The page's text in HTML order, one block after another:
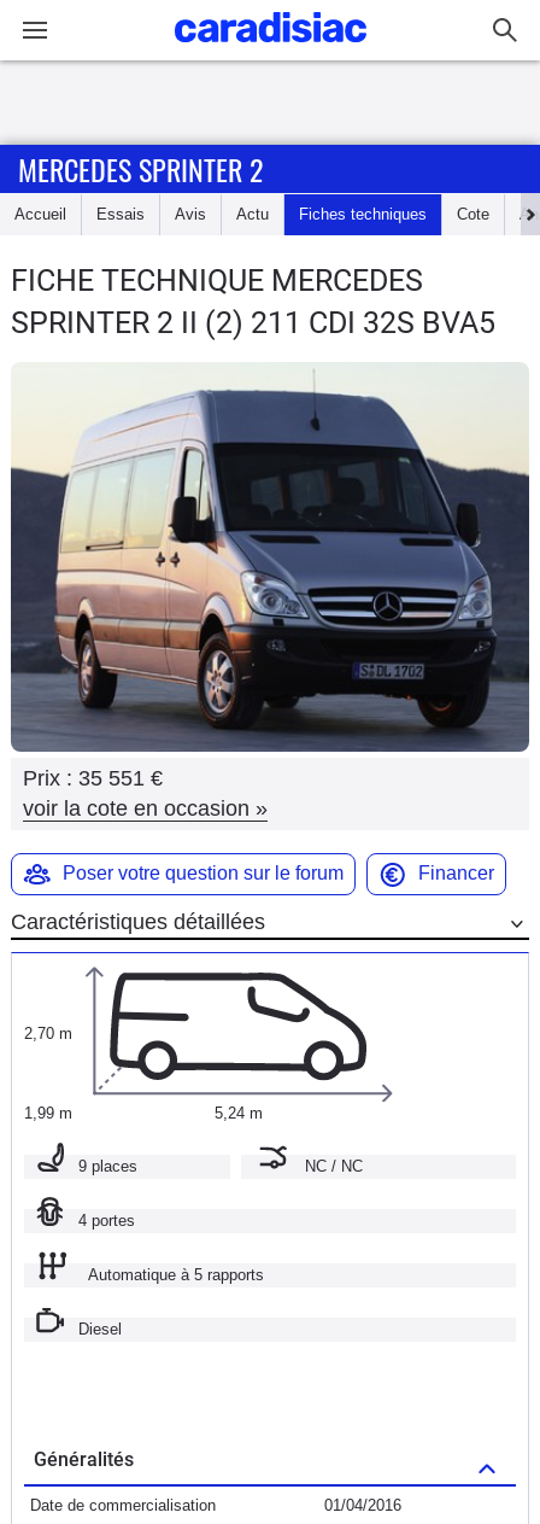
Accueil
Essais
Electriques
Utilitaires
Flottes
Auto
Services
Moto
Marques
MERCEDES SPRINTER 2
Accueil Essais Avis Actu Fiches techniques Cote
FICHE TECHNIQUE MERCEDES
SPRINTER 2 II (2) 211 CDI 32S BVA5
Prix : 35 551 €
voir la cote en occasion »
Poser votre question sur le forum Financer
Caractéristiques détaillées
2,70 m
1,99 m 5,24 m
9 places NC / NC
4 portes
Automatique à 5 rapports
Diesel
Généralités
Date de commercialisation 01/04/2016